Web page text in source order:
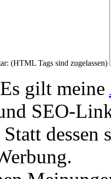
(HTML Tags sind zugelassen)
Es gilt meine
SEO-
dessen